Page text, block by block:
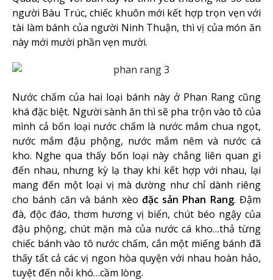
người Bàu Trúc, chiếc khuôn mới kết hợp trọn vẹn với
tài làm bánh của người Ninh Thuận, thì vị của món ăn
này mới mười phần vẹn mười.
Nước chấm của hai loại bánh này ở Phan Rang cũng
khá đặc biệt. Người sành ăn thì sẽ pha trộn vào tô của
mình cả bốn loại nước chấm là nước mắm chua ngọt,
nước mắm đậu phộng, nước mắm nêm và nước cá
kho. Nghe qua thấy bốn loại này chẳng liên quan gì
đến nhau, nhưng kỳ lạ thay khi kết hợp với nhau, lại
mang đến một loại vị mà dường như chỉ dành riêng
cho bánh căn và bánh xèo đặc sản Phan Rang. Đậm
đà, độc đáo, thơm hương vị biển, chút béo ngậy của
đậu phộng, chút mặn mà của nước cá kho…thả từng
chiếc bánh vào tô nước chấm, cắn một miếng bánh đã
thấy tất cả các vị ngon hòa quyện với nhau hoàn hảo,
tuyệt đến nỗi khó…cầm lòng.